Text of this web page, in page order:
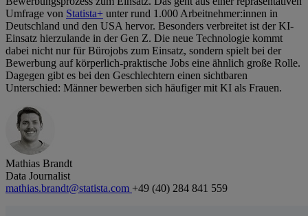
Umfrage von Statista+ unter rund 1.000 Arbeitnehmer:innen in
Deutschland und den USA hervor. Besonders verbreitet ist der KI-
Einsatz hierzulande in der Gen Z. Die neue Technologie kommt
dabei nicht nur für Bürojobs zum Einsatz, sondern spielt bei der
Bewerbung auf körperlich-praktische Jobs eine ähnlich große Rolle.
Dagegen gibt es bei den Geschlechtern einen sichtbaren
Unterschied: Männer bewerben sich häufiger mit KI als Frauen.
Mathias Brandt
Data Journalist
mathias.brandt@statista.com +49 (40) 284 841 559